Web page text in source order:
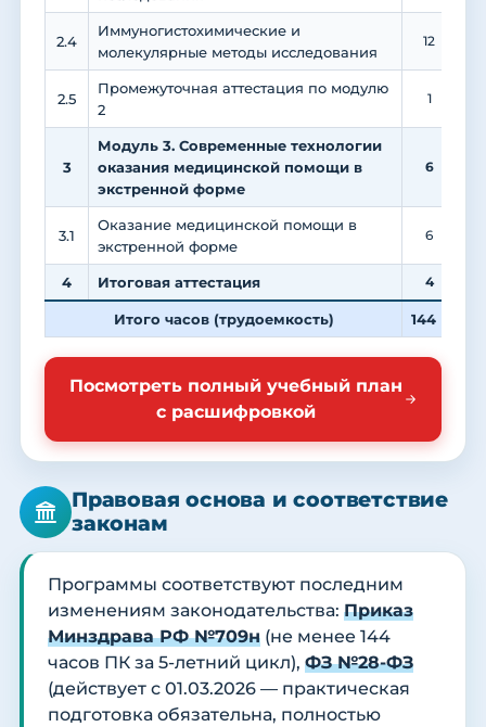
2.4
Иммуногистохимические и
молекулярные методы исследования
12
2.5
Промежуточная аттестация по модулю
2
1
3
Модуль 3. Современные технологии
оказания медицинской помощи в
экстренной форме
6
3.1
Оказание медицинской помощи в
экстренной форме
6
4 Итоговая аттестация 4
Итого часов (трудоемкость) 144
Посмотреть полный учебный план
с расшифровкой
Правовая основа и соответствие
законам
Программы соответствуют последним
изменениям законодательства: Приказ
Минздрава РФ №709н (не менее 144
часов ПК за 5-летний цикл), ФЗ №28-ФЗ
(действует с 01.03.2026 — практическая
подготовка обязательна, полностью